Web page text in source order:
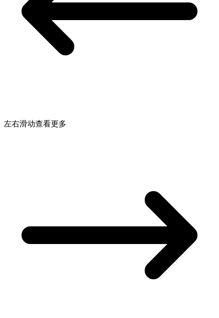
左右滑动查看更多